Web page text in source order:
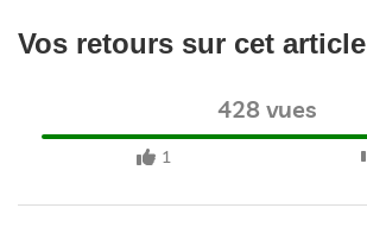
Vos retours sur cet article
428 vues
1